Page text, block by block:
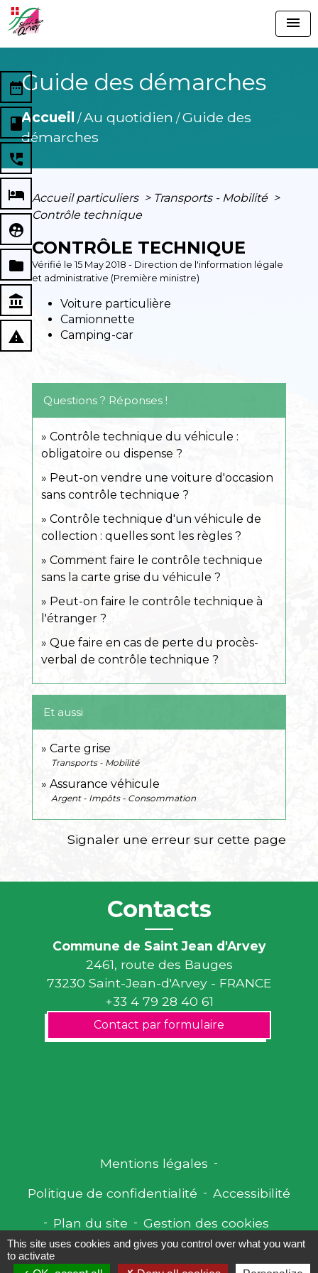
menu
Guide des démarches
Accueil /Au quotidien /Guide des
démarches
date_range
book
perm_phone_msg
local_hotel
supervised_user_circle
folder
account_balance
report_problem
Accueil particuliers > Transports - Mobilité >
Contrôle technique
CONTRÔLE TECHNIQUE
Vérifié le 15 May 2018 - Direction de l'information légale
et administrative (Première ministre)
Voiture particulière
Camionnette
Camping-car
Questions ? Réponses !
Contrôle technique du véhicule :
obligatoire ou dispense ?
Peut-on vendre une voiture d'occasion
sans contrôle technique ?
Contrôle technique d'un véhicule de
collection : quelles sont les règles ?
Comment faire le contrôle technique
sans la carte grise du véhicule ?
Peut-on faire le contrôle technique à
l'étranger ?
Que faire en cas de perte du procès-
verbal de contrôle technique ?
Et aussi
Carte grise
Transports - Mobilité
Assurance véhicule
Argent - Impôts - Consommation
Signaler une erreur sur cette page
Contacts
Commune de Saint Jean d'Arvey
2461, route des Bauges
73230 Saint-Jean-d'Arvey - FRANCE
+33 4 79 28 40 61
Contact par formulaire
Mentions légales -
Politique de confidentialité - Accessibilité
- Plan du site - Gestion des cookies
This site uses cookies and gives you control over what you want
to activate